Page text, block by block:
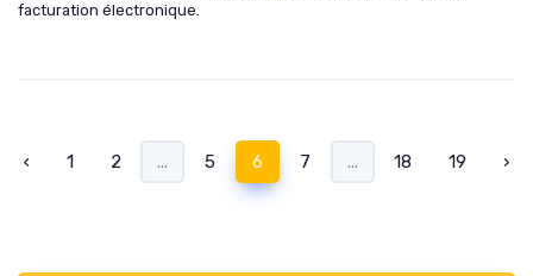
facturation électronique.
‹ 1 2 ... 5 6 7 ... 18 19 ›